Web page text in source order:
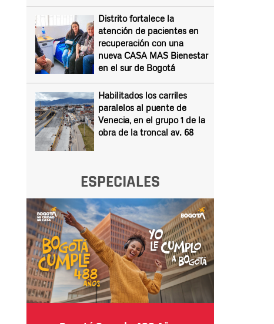
Distrito fortalece la
atención de pacientes en
recuperación con una
nueva CASA MAS Bienestar
en el sur de Bogotá
Habilitados los carriles
paralelos al puente de
Venecia, en el grupo 1 de la
obra de la troncal av. 68
ESPECIALES